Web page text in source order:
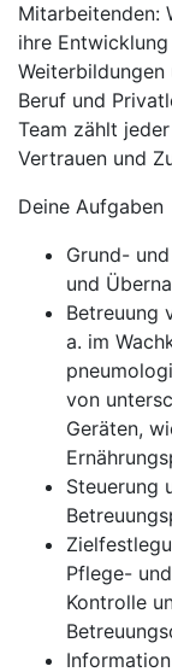
Mitarbeitenden:
ihre
Beruf und
Team zählt
Vertrauen und
Deine Aufgaben
Grund-
und
Betreuung
a. im
von
Geräten,
Steuerung
Pflege-
Kontrolle